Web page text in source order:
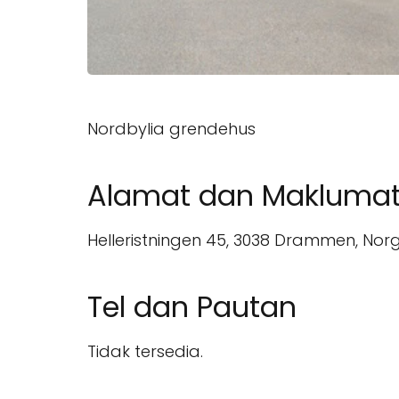
Nordbylia grendehus
Alamat dan
Helleristningen 45, 3038 Drammen,
Tel dan Pautan
Tidak tersedia.